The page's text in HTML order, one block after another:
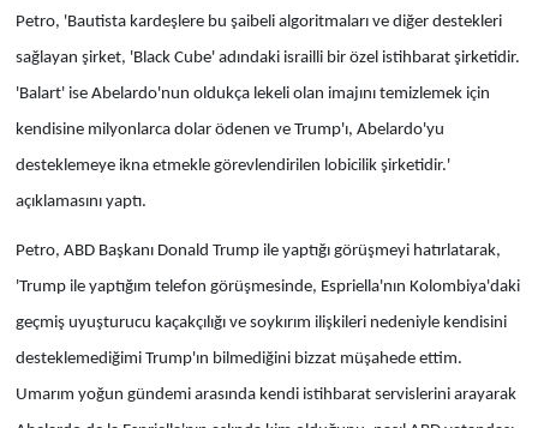
Petro, 'Bautista kardeşlere bu şaibeli algoritmaları ve diğer destekleri
sağlayan şirket, 'Black Cube' adındaki israilli bir özel istihbarat şirketidir.
'Balart' ise Abelardo'nun oldukça lekeli olan imajını temizlemek için
kendisine milyonlarca dolar ödenen ve Trump'ı, Abelardo'yu
desteklemeye ikna etmekle görevlendirilen lobicilik şirketidir.'
açıklamasını yaptı.
Petro, ABD Başkanı Donald Trump ile yaptığı görüşmeyi hatırlatarak,
'Trump ile yaptığım telefon görüşmesinde, Espriella'nın Kolombiya'daki
geçmiş uyuşturucu kaçakçılığı ve soykırım ilişkileri nedeniyle kendisini
desteklemediğimi Trump'ın bilmediğini bizzat müşahede ettim.
Umarım yoğun gündemi arasında kendi istihbarat servislerini arayarak